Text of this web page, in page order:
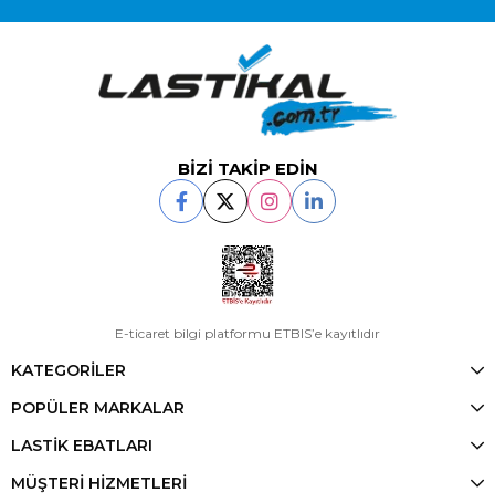
BİZİ TAKİP EDİN
E-ticaret bilgi platformu ETBIS’e kayıtlıdır
KATEGORİLER
POPÜLER MARKALAR
LASTİK EBATLARI
MÜŞTERİ HİZMETLERİ